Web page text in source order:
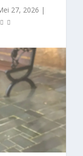
27, 2026 |